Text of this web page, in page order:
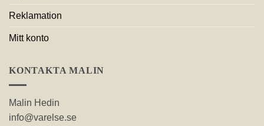
Reklamation
Mitt konto
KONTAKTA MALIN
Malin Hedin
info@varelse.se